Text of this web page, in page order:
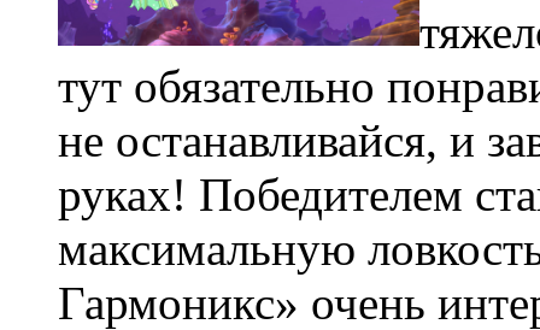
тут обязательно
не останавливайся, и
руках! Победителем
максимальную
Гармоникс» очень